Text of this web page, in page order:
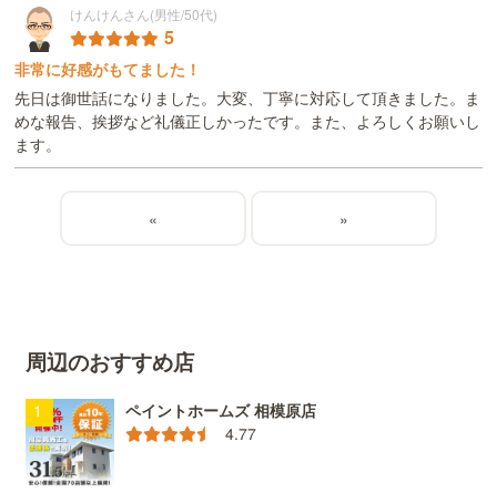
けんけんさん(男性/50代)
5
非常に好感がもてました！
先日は御世話になりました。大変、丁寧に対応して頂きました。ま
めな報告、挨拶など礼儀正しかったです。また、よろしくお願いし
ます。
« »
周辺のおすすめ店
ペイントホームズ 相模原店
4.77